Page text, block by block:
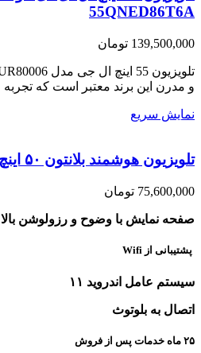
55QNED86T6A
139,500,000 تومان
و مدرن این برند معتبر است که تجربه
نمایش سریع
تلویزیون هوشمند بلانتون ۵۰ اینچ مدل BEW-TV5022
75,600,000 تومان
صفحه نمایش با وضوح و رزولوشن بالا
پشتیبانی از Wifi
سیستم عامل اندروید ۱۱
اتصال به بلوتوث
۲۵ ماه خدمات پس از فروش